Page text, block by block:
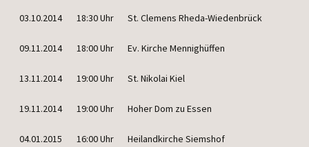
03.10.2014 18:30 Uhr St. Cle­mens Rheda-Wiedenbrück
09.11.2014 18:00 Uhr Ev. Kir­che Mennighüffen
13.11.2014 19:00 Uhr St. Niko­lai Kiel
19.11.2014 19:00 Uhr Hoher Dom zu Essen
04.01.2015 16:00 Uhr Hei­land­kir­che Siemshof